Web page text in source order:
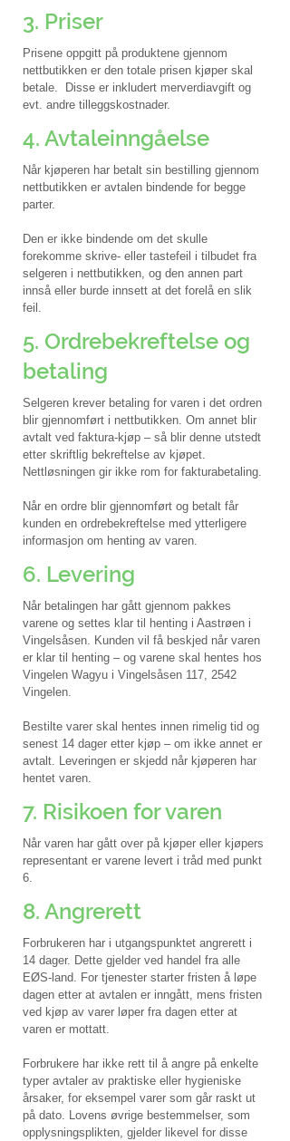
3. Priser
Prisene oppgitt på produktene gjennom
nettbutikken er den totale prisen kjøper skal
betale.
Disse er inkludert merverdiavgift og
evt. andre tilleggskostnader.
4. Avtaleinngåelse
Når kjøperen har betalt sin bestilling gjennom
nettbutikken er avtalen bindende for begge
parter.
Den er ikke bindende om det skulle
forekomme skrive- eller tastefeil i tilbudet fra
selgeren i nettbutikken, og den annen part
innså eller burde innsett at det forelå en slik
feil.
5. Ordrebekreftelse og
betaling
Selgeren krever betaling for varen i det ordren
blir gjennomført i nettbutikken. Om annet blir
avtalt ved faktura-kjøp – så blir denne utstedt
etter skriftlig bekreftelse av kjøpet.
Nettløsningen gir ikke rom for fakturabetaling.
Når en ordre blir gjennomført og betalt får
kunden en ordrebekreftelse med ytterligere
informasjon om henting av varen.
6. Levering
Når betalingen har gått gjennom pakkes
varene og settes klar til henting i Aastrøen i
Vingelsåsen. Kunden vil få beskjed når varen
er klar til henting – og varene skal hentes hos
Vingelen Wagyu i Vingelsåsen 117, 2542
Vingelen.
Bestilte varer skal hentes innen rimelig tid og
senest 14 dager etter kjøp – om ikke annet er
avtalt. Leveringen er skjedd når kjøperen har
hentet varen.
7. Risikoen for varen
Når varen har gått over på kjøper eller kjøpers
representant er varene levert i tråd med punkt
6.
8. Angrerett
Forbrukeren har i utgangspunktet angrerett i
14 dager. Dette gjelder ved handel fra alle
EØS-land. For tjenester starter fristen å løpe
dagen etter at avtalen er inngått, mens fristen
ved kjøp av varer løper fra dagen etter at
varen er mottatt.
Forbrukere har ikke rett til å angre på enkelte
typer avtaler av praktiske eller hygieniske
årsaker, for eksempel varer som går raskt ut
på dato. Lovens øvrige bestemmelser, som
opplysningsplikten, gjelder likevel for disse